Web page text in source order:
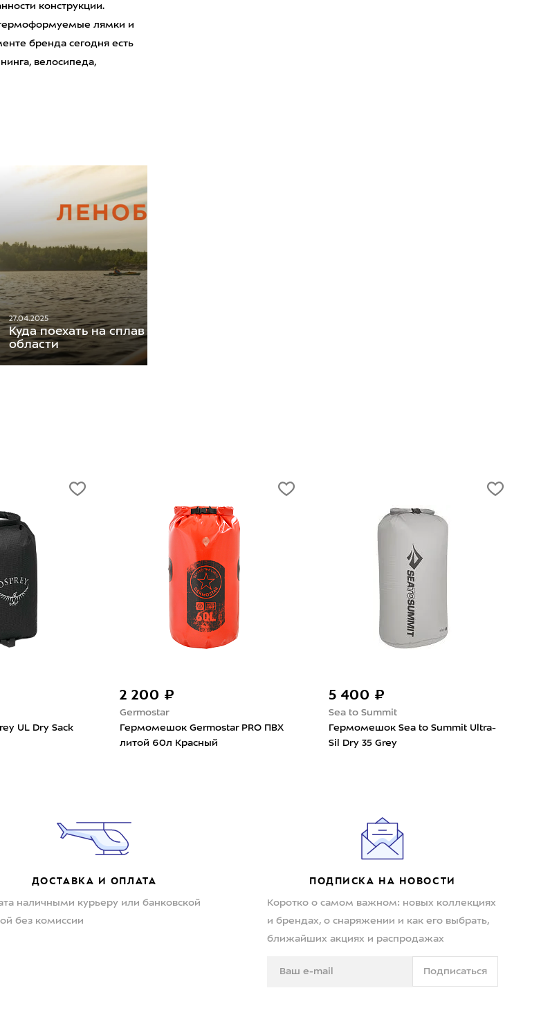
конструкции.
термоформуемые лямки и
бренда сегодня есть
велосипеда,
27.04.2025
Куда поехать на сплав в Ленинградской
области
UL Dry Sack
2 200 ₽
Germostar
Гермомешок Germostar PRO ПВХ
литой 60л Красный
5 400 ₽
Sea to Summit
Гермомешок Sea to Summit Ultra-
Sil Dry 35 Grey
ДОСТАВКА И ОПЛАТА
наличными курьеру или банковской
без комиссии
ПОДПИСКА НА НОВОСТИ
Коротко о самом важном: новых коллекциях
и брендах, о снаряжении и как его выбрать,
ближайших акциях и распродажах
Подписаться